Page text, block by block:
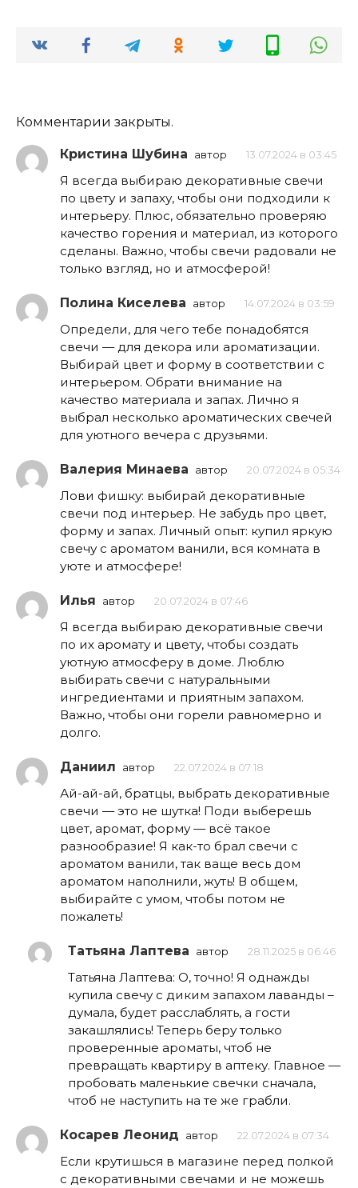
Комментарии закрыты.
Кристина Шубина автор 13.07.2024 в 03:45
Я всегда выбираю декоративные свечи
по цвету и запаху, чтобы они подходили к
интерьеру. Плюс, обязательно проверяю
качество горения и материал, из которого
сделаны. Важно, чтобы свечи радовали не
только взгляд, но и атмосферой!
Полина Киселева автор 14.07.2024 в 03:59
Определи, для чего тебе понадобятся
свечи — для декора или ароматизации.
Выбирай цвет и форму в соответствии с
интерьером. Обрати внимание на
качество материала и запах. Лично я
выбрал несколько ароматических свечей
для уютного вечера с друзьями.
Валерия Минаева автор 20.07.2024 в 05:34
Лови фишку: выбирай декоративные
свечи под интерьер. Не забудь про цвет,
форму и запах. Личный опыт: купил яркую
свечу с ароматом ванили, вся комната в
уюте и атмосфере!
Илья автор 20.07.2024 в 07:46
Я всегда выбираю декоративные свечи
по их аромату и цвету, чтобы создать
уютную атмосферу в доме. Люблю
выбирать свечи с натуральными
ингредиентами и приятным запахом.
Важно, чтобы они горели равномерно и
долго.
Даниил автор 22.07.2024 в 07:18
Ай-ай-ай, братцы, выбрать декоративные
свечи — это не шутка! Поди выберешь
цвет, аромат, форму — всё такое
разнообразие! Я как-то брал свечи с
ароматом ванили, так ваще весь дом
ароматом наполнили, жуть! В общем,
выбирайте с умом, чтобы потом не
пожалеть!
Татьяна Лаптева автор 28.11.2025 в 06:46
Татьяна Лаптева: О, точно! Я однажды
купила свечу с диким запахом лаванды –
думала, будет расслаблять, а гости
закашлялись! Теперь беру только
проверенные ароматы, чтоб не
превращать квартиру в аптеку. Главное —
пробовать маленькие свечки сначала,
чтоб не наступить на те же грабли.
Косарев Леонид автор 22.07.2024 в 07:34
Если крутишься в магазине перед полкой
с декоративными свечами и не можешь